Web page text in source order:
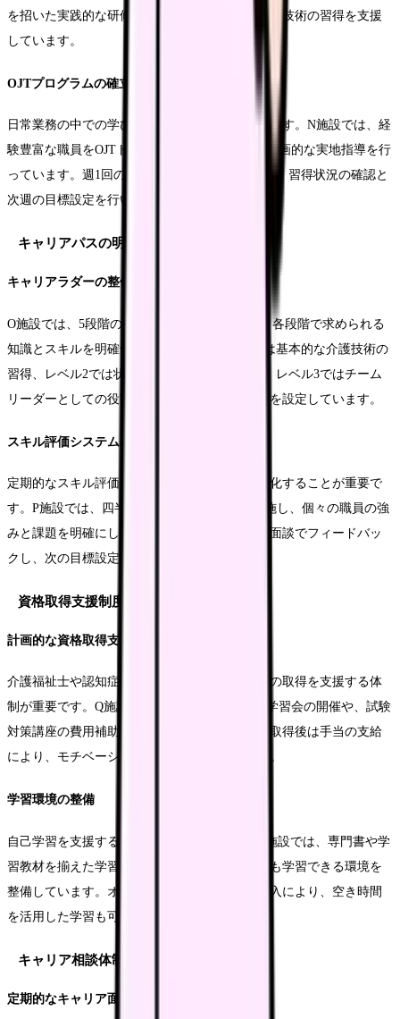
を招いた実践的な研修を毎月開催し、最新のケア技術の習得を支援
しています。
OJTプログラムの確立
日常業務の中での学びを体系化することも重要です。N施設では、経
験豊富な職員をOJTトレーナーとして認定し、計画的な実地指導を行
っています。週1回の振り返りミーティングでは、習得状況の確認と
次週の目標設定を行います。
キャリアパスの明確化
キャリアラダーの整備
O施設では、5段階のキャリアラダーを導入し、各段階で求められる
知識とスキルを明確化しています。レベル1では基本的な介護技術の
習得、レベル2では状況に応じた対応力の向上、レベル3ではチーム
リーダーとしての役割など、具体的な到達目標を設定しています。
スキル評価システムの構築
定期的なスキル評価により、職員の成長を可視化することが重要で
す。P施設では、四半期ごとのスキル評価を実施し、個々の職員の強
みと課題を明確にしています。評価結果は個別面談でフィードバッ
クし、次の目標設定に活用しています。
資格取得支援制度
計画的な資格取得支援
介護福祉士や認知症ケア専門士など、上位資格の取得を支援する体
制が重要です。Q施設では、資格取得に向けた学習会の開催や、試験
対策講座の費用補助などを行っています。資格取得後は手当の支給
により、モチベーション維持につなげています。
学習環境の整備
自己学習を支援する環境づくりも重要です。R施設では、専門書や学
習教材を揃えた学習スペースを設置し、いつでも学習できる環境を
整備しています。オンライン学習システムの導入により、空き時間
を活用した学習も可能になっています。
キャリア相談体制
定期的なキャリア面談